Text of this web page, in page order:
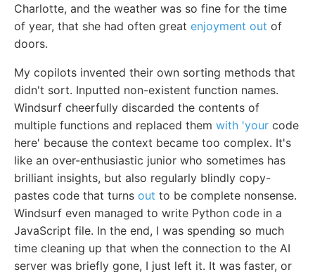
Charlotte, and the weather was so fine for the time
of year, that she had often great enjoyment out of
doors.
My copilots invented their own sorting methods that
didn't sort. Inputted non-existent function names.
Windsurf cheerfully discarded the contents of
multiple functions and replaced them with 'your code
here' because the context became too complex. It's
like an over-enthusiastic junior who sometimes has
brilliant insights, but also regularly blindly copy-
pastes code that turns out to be complete nonsense.
Windsurf even managed to write Python code in a
JavaScript file. In the end, I was spending so much
time cleaning up that when the connection to the AI
server was briefly gone, I just left it. It was faster, or